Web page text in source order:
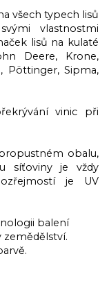
všech typech lisů
vlastnostmi
lisů na kulaté
Deere, Krone,
Pöttinger, Sipma,
vinic při
obalu,
síťoviny je vždy
je UV
balení
zemědělství.